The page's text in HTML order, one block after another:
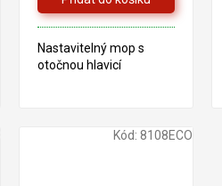
Nastavitelný mop s
otočnou hlavicí
Kód: 8108ECO